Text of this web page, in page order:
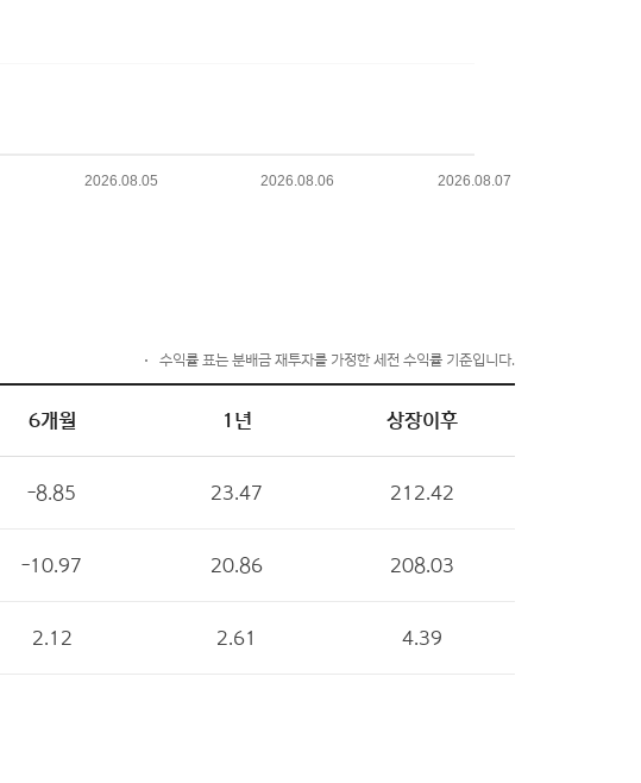
수익률 표는 분배금 재투자를 가정한 세전 수익률 기준입니다.
6개월 1년 상장이후
-8.85 23.47 212.42
-10.97 20.86 208.03
2.12 2.61 4.39